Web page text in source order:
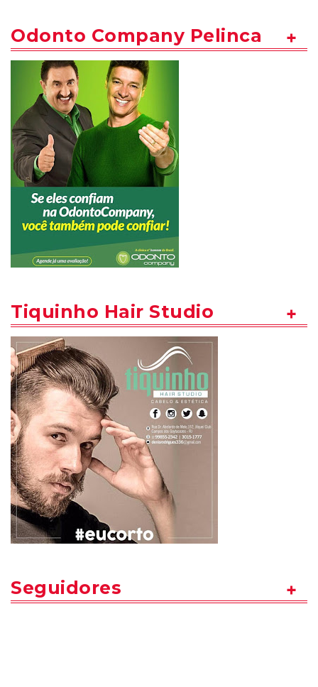
Odonto Company Pelinca
Tiquinho Hair Studio
Seguidores